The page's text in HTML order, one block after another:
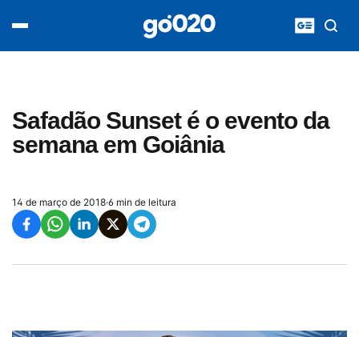
Safadão Sunset é o evento da
semana em Goiânia
14 de março de 2018·6 min de leitura
acontece agora
entretenimento
vídeos
pod020